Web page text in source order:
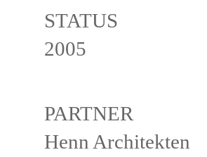
STATUS
2005
PARTNER
Henn Architekten